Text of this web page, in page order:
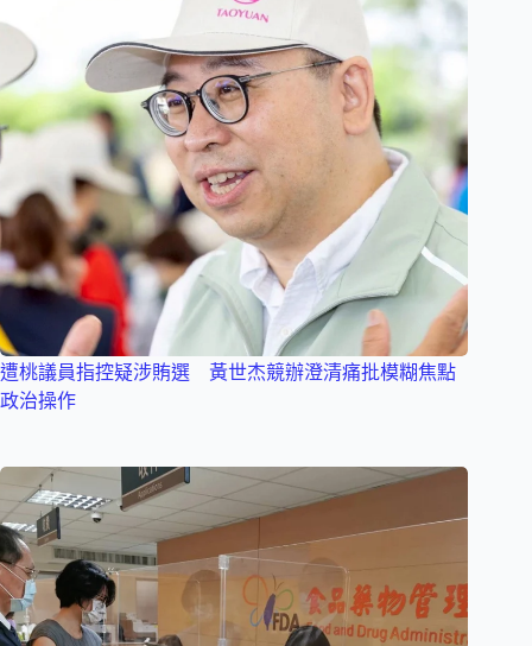
遭桃議員指控疑涉賄選 黃世杰競辦澄清痛批模糊焦點
政治操作